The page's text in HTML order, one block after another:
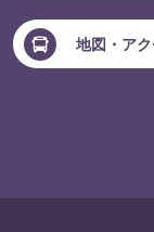
地図・ア